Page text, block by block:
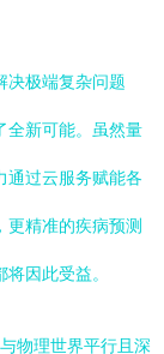
决极端复杂问题
全新可能。虽然量
通过云服务赋能各
精准的疾病预测
因此受益。
物理世界平行且深